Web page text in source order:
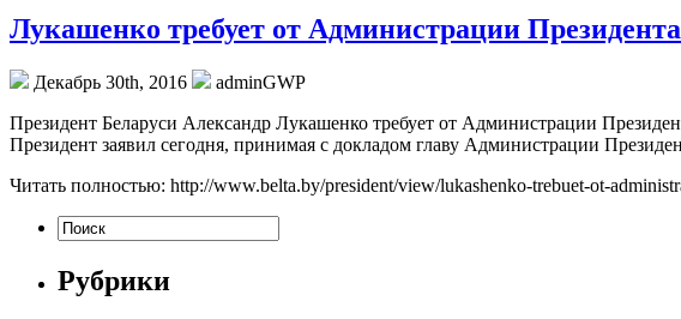
Лукашенко требует от Администрации
Декабрь 30th, 2016
adminGWP
Прeзидeнт Беларуси Александр Лукашенко требует от Администрации
Президент заявил сегодня, принимая с докладом главу Администрации
Читать полностью: http://www.belta.by/president/view/lukashenko-trebuet-ot-
Рубрики